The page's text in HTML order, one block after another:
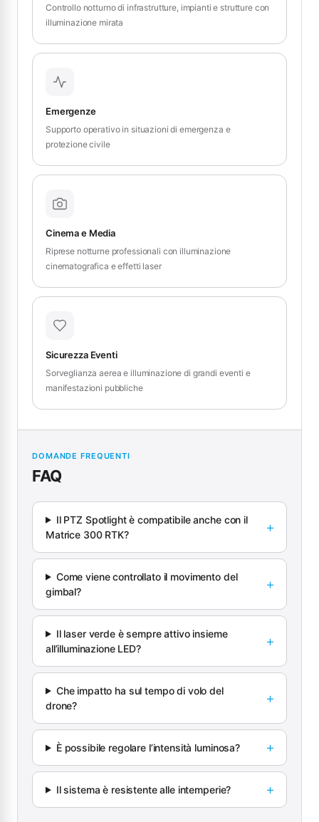
Controllo notturno di infrastrutture, impianti e strutture con
illuminazione mirata
Emergenze
Supporto operativo in situazioni di emergenza e
protezione civile
Cinema e Media
Riprese notturne professionali con illuminazione
cinematografica e effetti laser
Sicurezza Eventi
Sorveglianza aerea e illuminazione di grandi eventi e
manifestazioni pubbliche
DOMANDE FREQUENTI
FAQ
Il PTZ Spotlight è compatibile anche con il
Matrice 300 RTK?
Come viene controllato il movimento del
gimbal?
Il laser verde è sempre attivo insieme
all’illuminazione LED?
Che impatto ha sul tempo di volo del
drone?
È possibile regolare l’intensità luminosa?
Il sistema è resistente alle intemperie?